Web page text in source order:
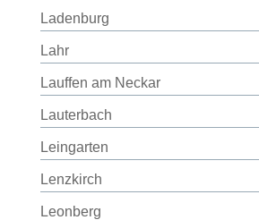
Ladenburg
Lahr
Lauffen am Neckar
Lauterbach
Leingarten
Lenzkirch
Leonberg